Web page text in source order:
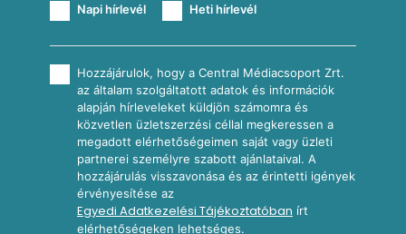
Napi hírlevél Heti hírlevél
Hozzájárulok, hogy a Central Médiacsoport Zrt.
az általam szolgáltatott adatok és információk
alapján hírleveleket küldjön számomra és
közvetlen üzletszerzési céllal megkeressen a
megadott elérhetőségeimen saját vagy üzleti
partnerei személyre szabott ajánlataival. A
hozzájárulás visszavonása és az érintetti igények
érvényesítése az
Egyedi Adatkezelési Tájékoztatóban írt
elérhetőségeken lehetséges.